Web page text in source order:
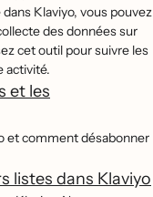
Klaviyo, vous pouvez
des données sur
cet outil pour suivre les
activité.
et les
et comment désabonner
listes dans Klaviyo